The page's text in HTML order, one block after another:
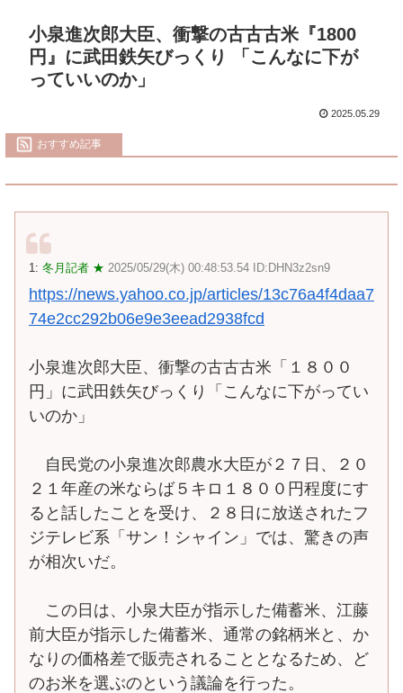
小泉進次郎大臣、衝撃の古古古米『1800
円』に武田鉄矢びっくり 「こんなに下が
っていいのか」
2025.05.29
おすすめ記事
1: 冬月記者 ★ 2025/05/29(木) 00:48:53.54 ID:DHN3z2sn9
https://news.yahoo.co.jp/articles/13c76a4f4daa7
74e2cc292b06e9e3eead2938fcd
小泉進次郎大臣、衝撃の古古古米「１８００
円」に武田鉄矢びっくり「こんなに下がってい
いのか」
自民党の小泉進次郎農水大臣が２７日、２０
２１年産の米ならば５キロ１８００円程度にす
ると話したことを受け、２８日に放送されたフ
ジテレビ系「サン！シャイン」では、驚きの声
が相次いだ。
この日は、小泉大臣が指示した備蓄米、江藤
前大臣が指示した備蓄米、通常の銘柄米と、か
なりの価格差で販売されることとなるため、ど
のお米を選ぶのという議論を行った。